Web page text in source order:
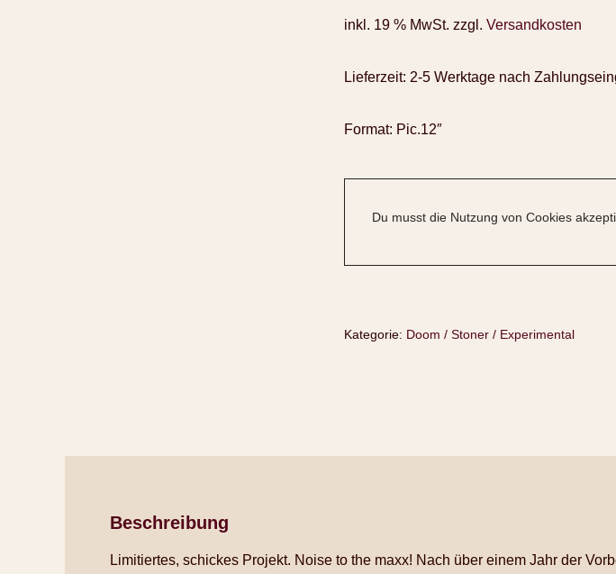
inkl. 19 % MwSt. zzgl. Versandkosten
Lieferzeit: 2-5 Werktage nach
Format: Pic.12″
Du musst die Nutzung von Cookies
Kategorie: Doom / Stoner / Experimental
Beschreibung
Limitiertes, schickes Projekt. Noise to the maxx! Nach über einem Jahr der